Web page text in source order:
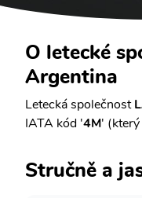
O letecké
Argentina
Letecká společnost
IATA kód '4M'
Stručně a